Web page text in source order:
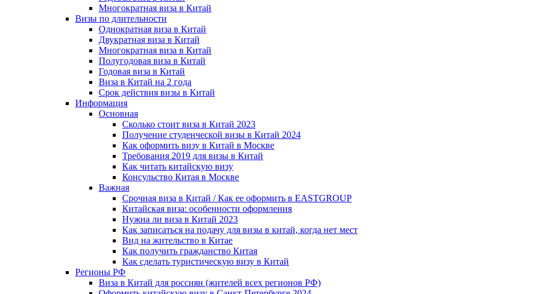
Многократная виза в Китай
Визы по длительности
Однократная виза в Китай
Двукратная виза в Китай
Многократная виза в Китай
Полугодовая виза в Китай
Годовая виза в Китай
Виза в Китай на 2 года
Срок действия визы в Китай
Информация
Основная
Сколько стоит виза в Китай 2023
Получение студенческой визы в Китай 2024
Как оформить визу в Китай в Москве
Требования 2019 для визы в Китай
Как читать китайскую визу
Консульство Китая в Москве
Важная
Срочная виза в Китай / Как ее оформить в EASTGROUP
Китайская виза: особенности оформления
Нужна ли виза в Китай 2023
Как записаться на подачу для визы в китай, когда нет мест
Вид на жительство в Китае
Как получить гражданство Китая
Как сделать туристическую визу в Китай
Регионы РФ
Виза в Китай для россиян (жителей всех регионов РФ)